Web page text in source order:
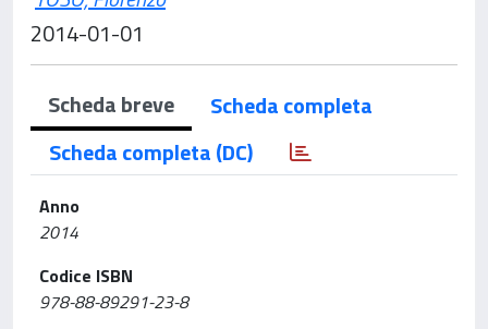
2014-01-01
Scheda breve
Scheda completa
Scheda completa (DC)
Anno
2014
Codice ISBN
978-88-89291-23-8